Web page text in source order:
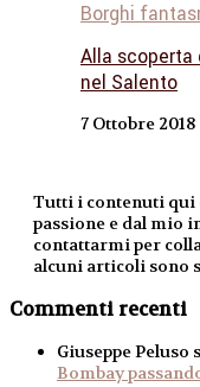
Borghi
Alla scoperta
nel Salento
7 Ottobre 2018
Tutti i contenuti qui
passione e dal mio
contattarmi per
alcuni articoli sono
Commenti recenti
Giuseppe Peluso
Bombay